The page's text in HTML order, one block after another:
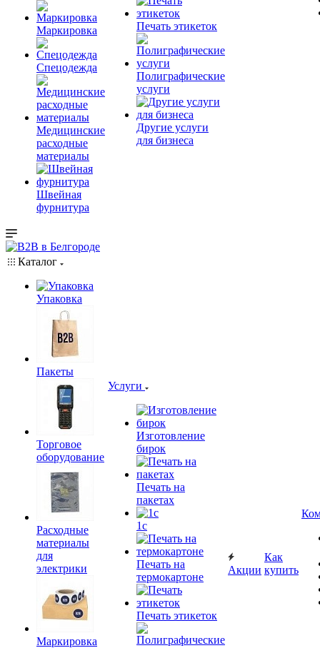
Маркировка
Спецодежда
Медицинские
расходные
материалы
Швейная
фурнитура
Печать этикеток
Полиграфические
услуги
Другие услуги
для бизнеса
Каталог
Упаковка
Пакеты
Торговое
оборудование
Расходные
материалы
для
электрики
Маркировка
Услуги
Изготовление
бирок
Печать на
пакетах
1c
Печать на
термокартоне
Печать этикеток
Акции
Как
купить